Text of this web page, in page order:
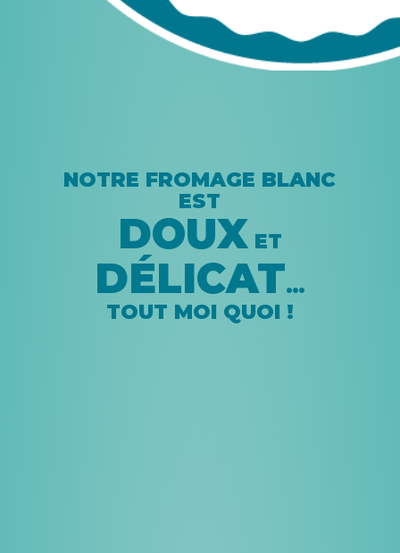
NOTRE FROMAGE BLANC
EST
DOUXET
DÉLICAT…
TOUT MOI QUOI !